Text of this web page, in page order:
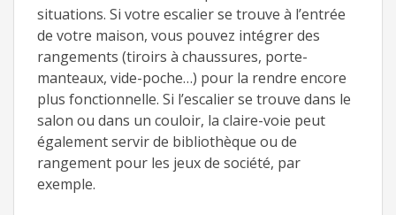
situations. Si votre escalier se trouve à l’entrée
de votre maison, vous pouvez intégrer des
rangements (tiroirs à chaussures, porte-
manteaux, vide-poche…) pour la rendre encore
plus fonctionnelle. Si l’escalier se trouve dans le
salon ou dans un couloir, la claire-voie peut
également servir de bibliothèque ou de
rangement pour les jeux de société, par
exemple.